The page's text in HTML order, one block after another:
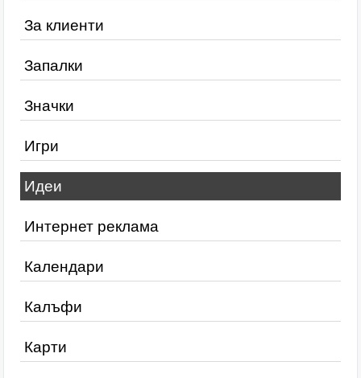
За клиенти
Запалки
Значки
Игри
Идеи
Интернет реклама
Календари
Калъфи
Карти